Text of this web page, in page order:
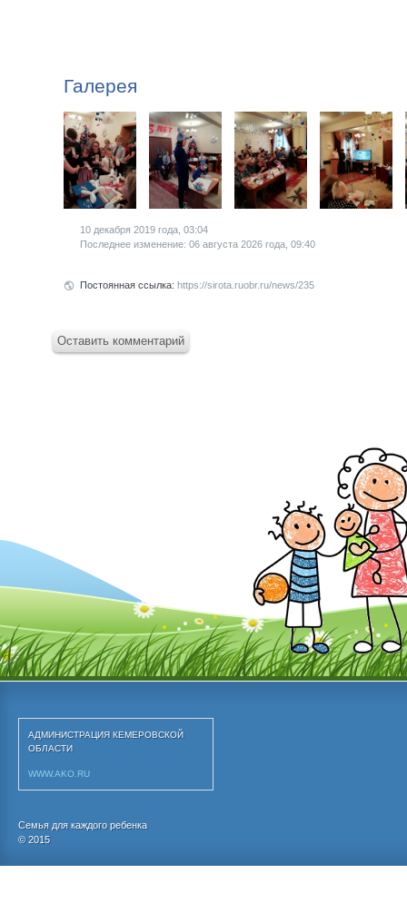
Галерея
10 декабря 2019 года, 03:04
Последнее изменение: 06 августа 2026 года, 09:40
Постоянная ссылка: https://sirota.ruobr.ru/news/235
Оставить комментарий
АДМИНИСТРАЦИЯ КЕМЕРОВСКОЙ
ОБЛАСТИ
WWW.AKO.RU
Семья для каждого ребенка
© 2015